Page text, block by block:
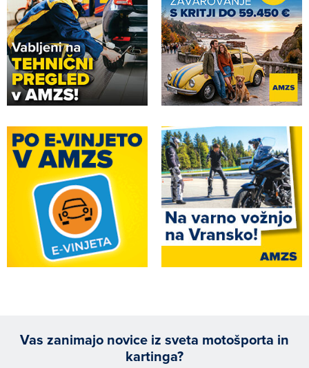
Vas zanimajo novice iz sveta motošporta in
kartinga?